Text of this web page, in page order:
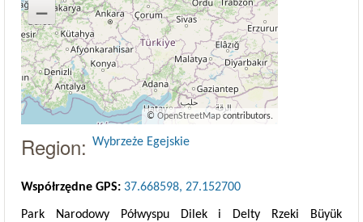
–
© OpenStreetMapcontributors.
Region: Wybrzeże Egejskie
Współrzędne GPS: 37.668598, 27.152700
Park Narodowy Półwyspu Dilek i Delty Rzeki Büyük